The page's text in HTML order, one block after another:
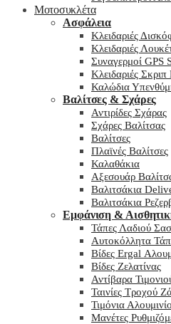
Μοτοσυκλέτα
Ασφάλεια
Κλειδαριές
Κλειδαριές
Συναγερμοί GPS
Κλειδαριές Σκριπ
Καλώδια
Βαλίτσες & Σχάρες
Αντιρίδες Σχάρας
Σχάρες Βαλίτσας
Βαλίτσες
Πλαϊνές Βαλίτσες
Καλαθάκια
Αξεσουάρ
Βαλιτσάκια
Βαλιτσάκια
Εμφάνιση &
Τάπες Λαδιού
Αυτοκόλλητα
Βίδες Ergal
Βίδες Ζελατίνας
Αντίβαρα
Ταινίες Τροχού
Τιμόνια
Μανέτες